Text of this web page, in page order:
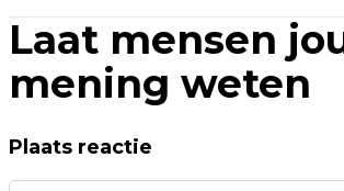
Laat mensen
mening weten
Plaats reactie